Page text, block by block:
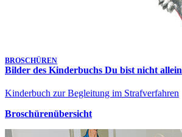
BROSCHÜREN
Bilder des Kinderbuchs Du bist nicht allein
Kinderbuch zur Begleitung im Strafverfahren
Broschürenübersicht